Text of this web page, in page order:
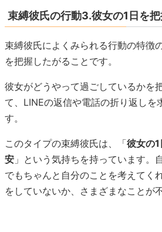
束縛彼氏の行動3.彼女の1日を
束縛彼氏によくみられる行動の特徴
を把握したがることです。
彼女がどうやって過ごしているかを
て、LINEの返信や電話の折り返しを
す。
このタイプの束縛彼氏は、「彼女の
安 」という気持ちを持っています。
でもちゃんと自分のことを考えてく
をしていないか、さまざまなことが